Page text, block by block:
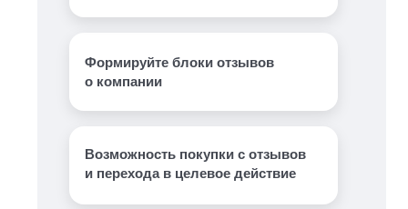
Формируйте блоки отзывов
о компании
Возможность покупки с отзывов
и перехода в целевое действие